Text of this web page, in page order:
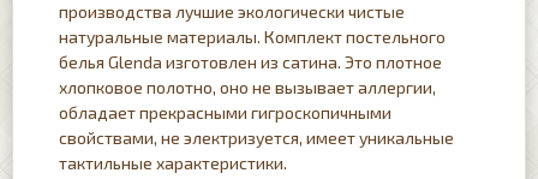
производства лучшие экологически чистые
натуральные материалы. Комплект постельного
белья Glenda изготовлен из сатина. Это плотное
хлопковое полотно, оно не вызывает аллергии,
обладает прекрасными гигроскопичными
свойствами, не электризуется, имеет уникальные
тактильные характеристики.